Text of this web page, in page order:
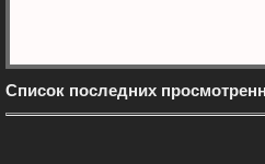
Список последних